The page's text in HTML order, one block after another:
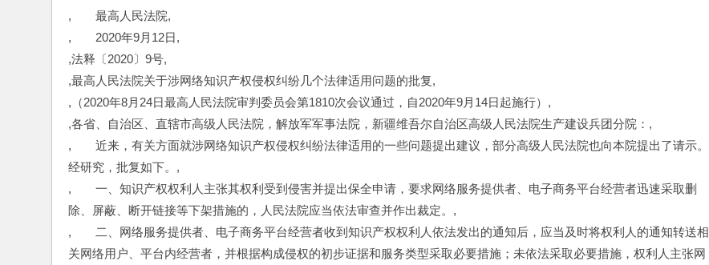
,　　最高人民法院,
,　　2020年9月12日,
,法释〔2020〕9号,
,最高人民法院关于涉网络知识产权侵权纠纷几个法律适用问题的批复,
,（2020年8月24日最高人民法院审判委员会第1810次会议通过，自2020年9月14日起施行）,
,各省、自治区、直辖市高级人民法院，解放军军事法院，新疆维吾尔自治区高级人民法院生产建设兵团分院：,
,　　近来，有关方面就涉网络知识产权侵权纠纷法律适用的一些问题提出建议，部分高级人民法院也向本院提出了请示。
经研究，批复如下。,
,　　一、知识产权权利人主张其权利受到侵害并提出保全申请，要求网络服务提供者、电子商务平台经营者迅速采取删
除、屏蔽、断开链接等下架措施的，人民法院应当依法审查并作出裁定。,
,　　二、网络服务提供者、电子商务平台经营者收到知识产权权利人依法发出的通知后，应当及时将权利人的通知转送相
关网络用户、平台内经营者，并根据构成侵权的初步证据和服务类型采取必要措施；未依法采取必要措施，权利人主张网